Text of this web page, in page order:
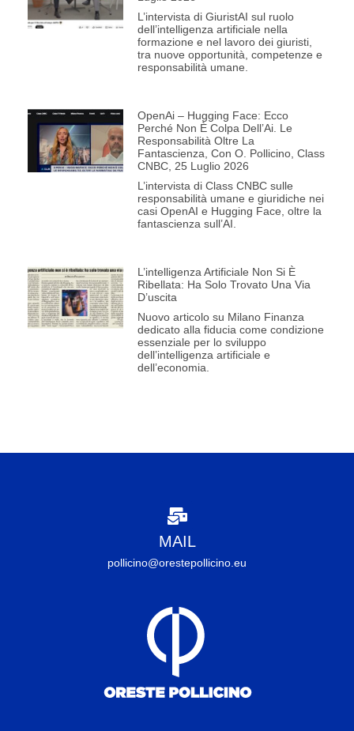
L’intervista di GiuristAI sul ruolo
dell’intelligenza artificiale nella
formazione e nel lavoro dei giuristi,
tra nuove opportunità, competenze e
responsabilità umane.
OpenAi – Hugging Face: Ecco
Perché Non È Colpa Dell’Ai. Le
Responsabilità Oltre La
Fantascienza, Con O. Pollicino, Class
CNBC, 25 Luglio 2026
L’intervista di Class CNBC sulle
responsabilità umane e giuridiche nei
casi OpenAI e Hugging Face, oltre la
fantascienza sull’AI.
L’intelligenza Artificiale Non Si È
Ribellata: Ha Solo Trovato Una Via
D’uscita
Nuovo articolo su Milano Finanza
dedicato alla fiducia come condizione
essenziale per lo sviluppo
dell’intelligenza artificiale e
dell’economia.
MAIL
pollicino@orestepollicino.eu